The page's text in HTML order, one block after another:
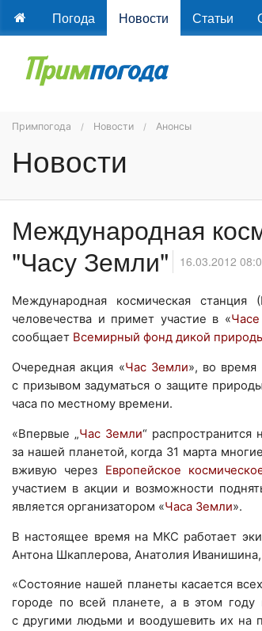
Погода Новости Статьи
Примпогода Новости Анонсы
Новости
Международная
"Часу Земли"
16.03.2012
Международная космическая
человечества и примет участие в «
сообщает Всемирный фонд дикой
Очередная акция «Час Земли», во время
с призывом задуматься о защите
часа по местному времени.
«Впервые „Час Земли“
за нашей планетой, когда 31 марта
вживую через Европейское
участием в акции и возможности
является организатором «Часа Земли».
В настоящее время на МКС работает
Антона Шкаплерова, Анатолия
«Состояние нашей планеты касается
городе по всей планете, а в этом году
с другими людьми и воодушевить их на